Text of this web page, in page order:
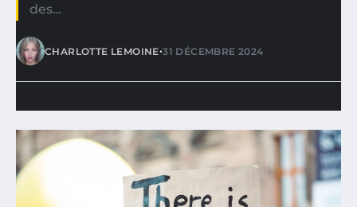
des…
CHARLOTTE LEMOINE•31 DÉCEMBRE 2024